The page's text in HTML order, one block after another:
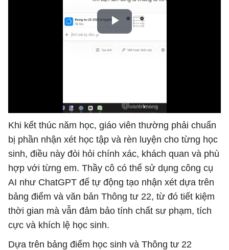
Khi kết thúc năm học, giáo viên thường phải chuẩn
bị phần nhận xét học tập và rèn luyện cho từng học
sinh, điều này đòi hỏi chính xác, khách quan và phù
hợp với từng em. Thầy cô có thể sử dụng công cụ
AI như ChatGPT để tự động tạo nhận xét dựa trên
bảng điểm và văn bản Thông tư 22, từ đó tiết kiệm
thời gian mà vẫn đảm bảo tính chất sư phạm, tích
cực và khích lệ học sinh.
Dựa trên bảng điểm học sinh và Thông tư 22